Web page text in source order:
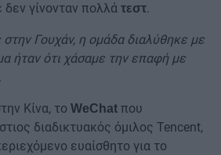
γίνονταν πολλά τεστ.
Γουχάν, η ομάδα διαλύθηκε με
ήταν ότι χάσαμε την επαφή με
Κίνα, το WeChat που
διαδικτυακός όμιλος Tencent,
ευαίσθητο για το